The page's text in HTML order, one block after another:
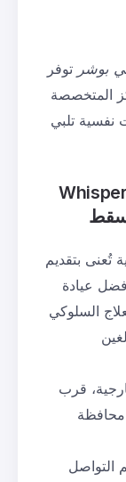
بوشر توفر
المتخصصة
نفسية تلبي
تُعنى بتقديم
عيادة
السلوكي
خارجية، قرب
التواصل